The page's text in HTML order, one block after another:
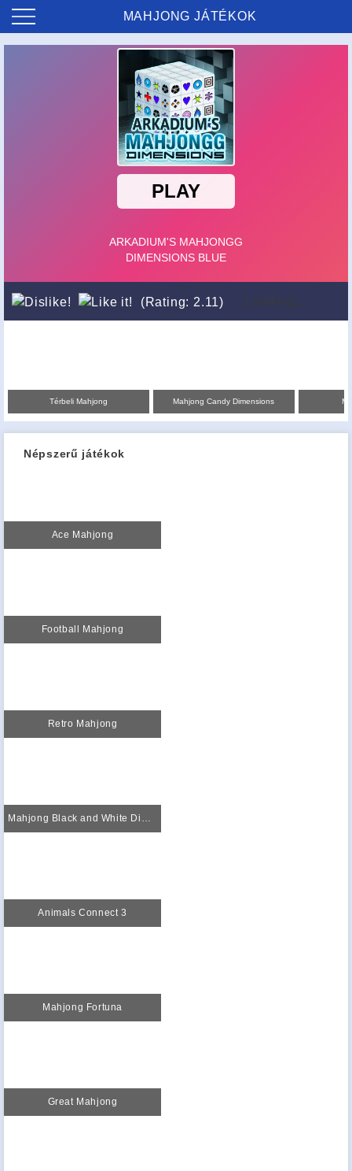
MAHJONG JÁTÉKOK
(Rating: 2.11) Loading...
Térbeli Mahjong Mahjong Candy Dimensions
Népszerű játékok
Ace Mahjong
Football Mahjong
Retro Mahjong
Mahjong Black and White Dimension
Animals Connect 3
Mahjong Fortuna
Great Mahjong